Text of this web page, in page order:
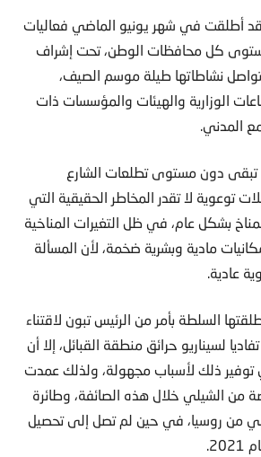
قد أطلقت في شهر يونيو الماضي فعاليات
كل محافظات الوطن، تحت إشراف
نشاطاتها طيلة موسم الصيف،
الوزارية والهيئات والمؤسسات ذات
المدني.
تبقى دون مستوى تطلعات الشارع
توعوية لا تقدر المخاطر الحقيقية التي
بشكل عام، في ظل التغيرات المناخية
مادية وبشرية ضخمة، لأن المسألة
عادية.
السلطة بأمر من الرئيس تبون لاقتناء
لسيناريو حرائق منطقة القبائل، إلا أن
ذلك لأسباب مجهولة، ولذلك عمدت
من الشيلي خلال هذه الصائفة، وطائرة
من روسيا، في حين لم تصل إلى تحصيل